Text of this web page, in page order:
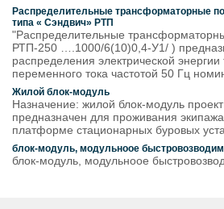
Распределительные трансформаторные
типа « Сэндвич» РТП
"Распределительные
РТП-250 ….1000/6(10)0,4-У1/ )
распределения электрической
переменного тока частотой 50 Гц
Жилой блок-модуль
Назначение: жилой блок-модуль
предназначен для проживания
платформе стационарных буровых
блок-модуль, модульноое
блок-модуль, модульноое